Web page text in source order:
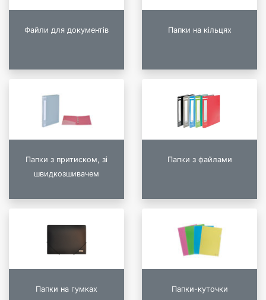
Файли для документів Папки на кільцях
Папки з притиском, зі
швидкозшивачем
Папки з файлами
Папки на гумках Папки-куточки